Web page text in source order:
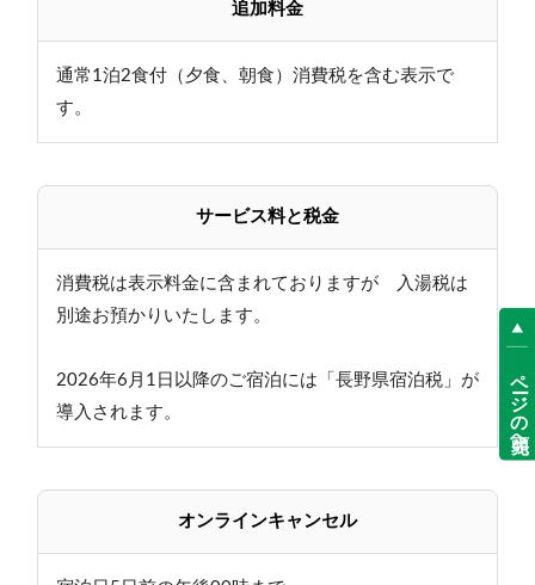
追加料金
通常1泊2食付（夕食、朝食）消費税を含む表示で
す。
サービス料と税金
消費税は表示料金に含まれておりますが 入湯税は
別途お預かりいたします。
2026年6月1日以降のご宿泊には「長野県宿泊税」が
導入されます。
オンラインキャンセル
ページの先頭へ